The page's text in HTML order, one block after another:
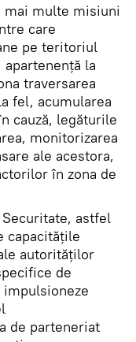
mai multe misiuni
care
pe teritoriul
la
traversarea
fel, acumularea
cauză, legăturile
monitorizarea
ale acestora,
în zona de
astfel
capacitățile
autorităților
de
de parteneriat